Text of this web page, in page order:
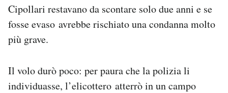
Cipollari restavano da scontare solo due anni e se
fosse evaso avrebbe rischiato una condanna molto
più grave.
Il volo durò poco: per paura che la polizia li
individuasse, l’elicottero atterrò in un campo